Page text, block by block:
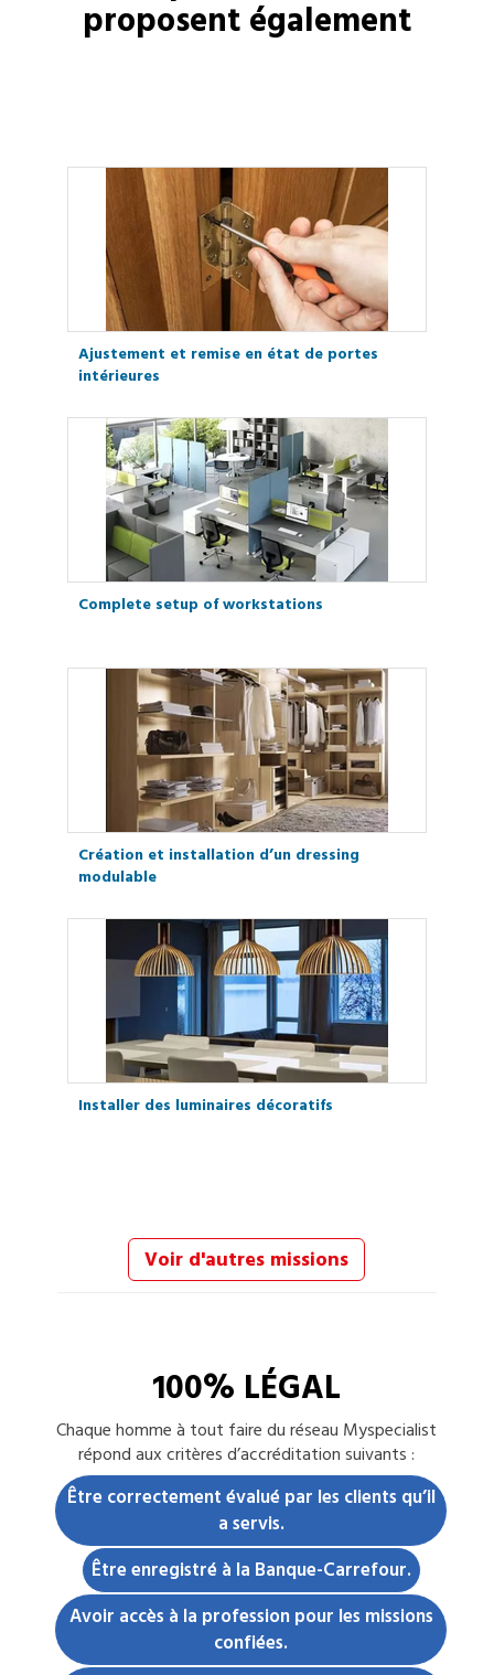
proposent également
Ajustement et remise en état de portes
intérieures
Complete setup of workstations
Création et installation d’un dressing
modulable
Installer des luminaires décoratifs
Voir d'autres missions
100% LÉGAL
Chaquehomme à tout fairedu réseau Myspecialist
répond aux critères d’accréditation suivants :
Être correctement évalué par les clients qu’il
a servis.
Être enregistré à la Banque-Carrefour.
Avoir accès à la profession pour les missions
confiées.